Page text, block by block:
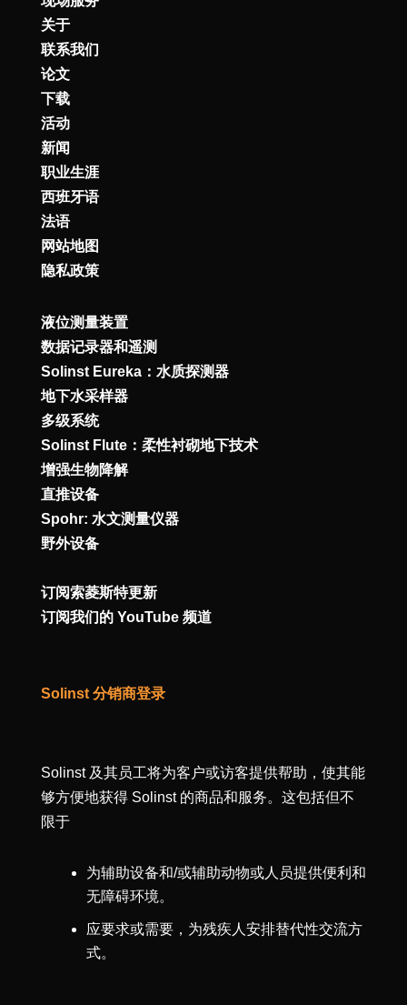
关于
联系我们
论文
下载
活动
新闻
职业生涯
西班牙语
法语
网站地图
隐私政策
液位测量装置
数据记录器和遥测
Solinst Eureka：水质探测器
地下水采样器
多级系统
Solinst Flute：柔性衬砌地下技术
增强生物降解
直推设备
Spohr: 水文测量仪器
野外设备
订阅索菱斯特更新
订阅我们的 YouTube 频道
Solinst 分销商登录
Solinst 及其员工将为客户或访客提供帮助，使其能
够方便地获得 Solinst 的商品和服务。这包括但不
限于
为辅助设备和/或辅助动物或人员提供便利和
无障碍环境。
应要求或需要，为残疾人安排替代性交流方
式。